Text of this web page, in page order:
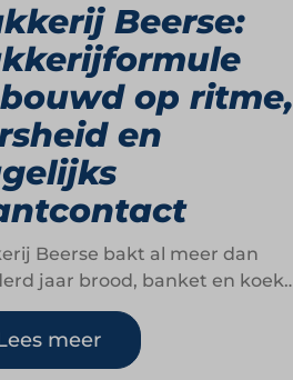
Beerse:
op ritme,
en
Beerse bakt al meer dan
jaar brood, banket en koek
zich ontwikkeld tot een
waar…
meer